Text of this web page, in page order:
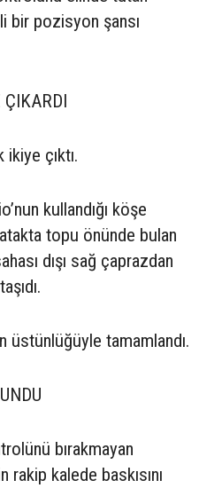
bir pozisyon şansı
ÇIKARDI
ikiye çıktı.
kullandığı köşe
topu önünde bulan
dışı sağ çaprazdan
üstünlüğüyle tamamlandı.
bırakmayan
kalede baskısını